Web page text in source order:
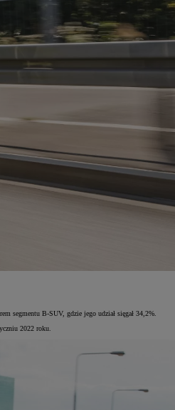
segmentu B-SUV, gdzie jego udział sięgał 34,2%.
2022 roku.